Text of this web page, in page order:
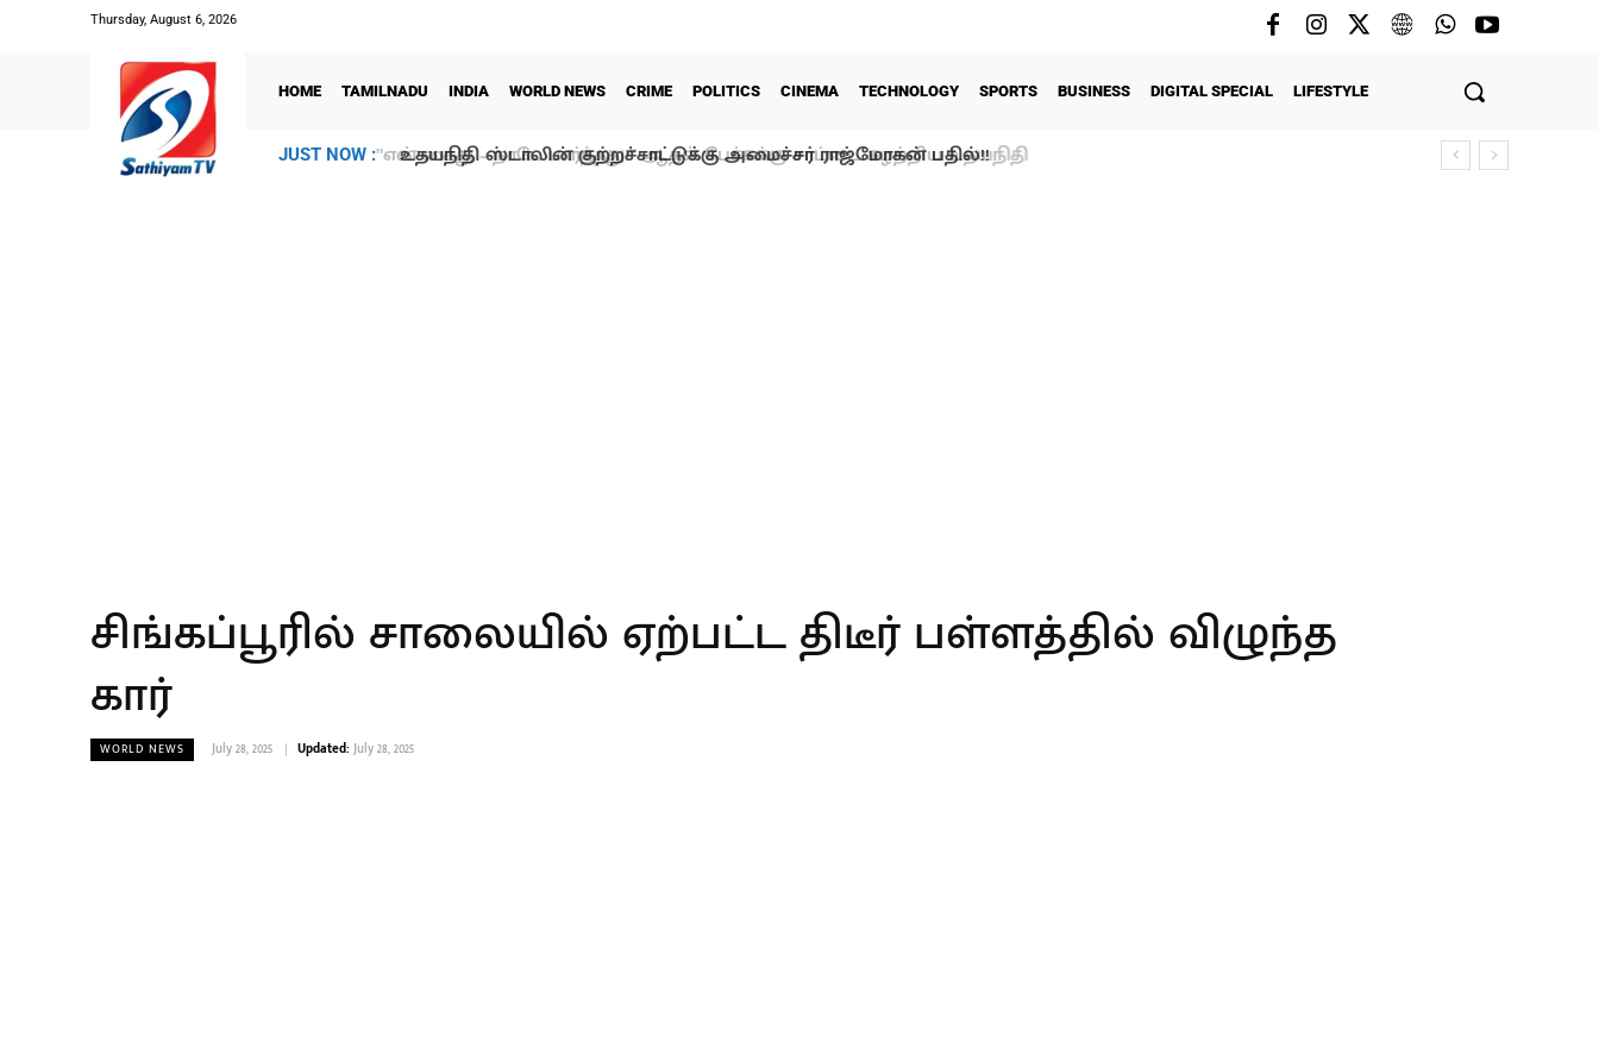
Thursday, August 6, 2026
HOME TAMILNADU INDIA WORLD NEWS CRIME POLITICS CINEMA TECHNOLOGY SPORTS BUSINESS DIGITAL SPECIAL LIFESTYLE
JUST NOW : உதயநிதி ஸ்டாலின் குற்றச்சாட்டுக்கு அமைச்சர் ராஜ்மோகன் பதில்!!
சிங்கப்பூரில் சாலையில் ஏற்பட்ட திடீர் பள்ளத்தில் விழுந்த
கார்
WORLD NEWS July 28, 2025 Updated: July 28, 2025